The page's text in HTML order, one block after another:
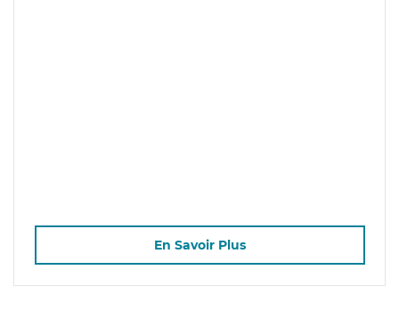
En Savoir Plus